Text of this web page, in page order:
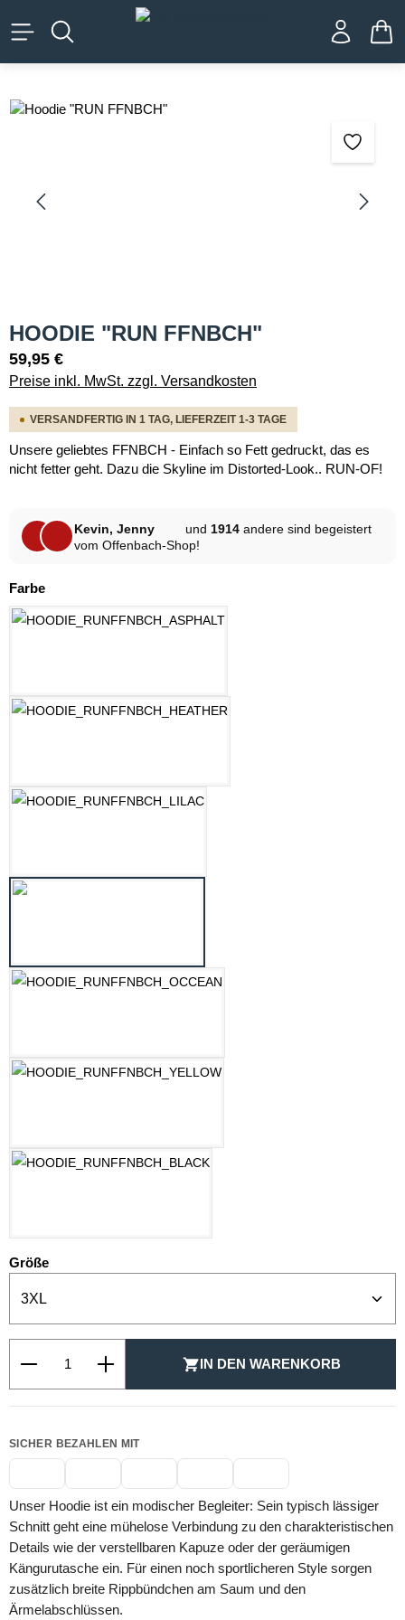
springen
Bildergalerie überspringen
HOODIE "RUN FFNBCH"
59,95 €
Preise inkl. MwSt. zzgl. Versandkosten
VERSANDFERTIG IN 1 TAG, LIEFERZEIT 1-3 TAGE
Unsere geliebtes FFNBCH - Einfach so Fett gedruckt, das es
nicht fetter geht. Dazu die Skyline im Distorted-Look.. RUN-OF!
Kevin, Jenny und 1914 andere sind begeistert
vom Offenbach-Shop!
Farbeauswählen
Größeauswählen
IN DEN WARENKORB
SICHER BEZAHLEN MIT
Unser Hoodie ist ein modischer Begleiter: Sein typisch lässiger
Schnitt geht eine mühelose Verbindung zu den charakteristischen
Details wie der verstellbaren Kapuze oder der geräumigen
Kängurutasche ein. Für einen noch sportlicheren Style sorgen
zusätzlich breite Rippbündchen am Saum und den
Ärmelabschlüssen.